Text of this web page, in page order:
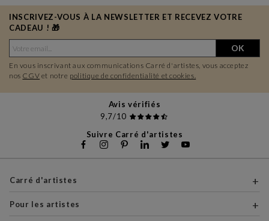
INSCRIVEZ-VOUS À LA NEWSLETTER ET RECEVEZ VOTRE
CADEAU ! 🎁
OK
En vous inscrivant aux communications Carré d'artistes, vous acceptez
nos CGV et notre politique de confidentialité et cookies.
Avis vérifiés
9,7/10
Suivre Carré d'artistes
Carré d'artistes
Pour les artistes